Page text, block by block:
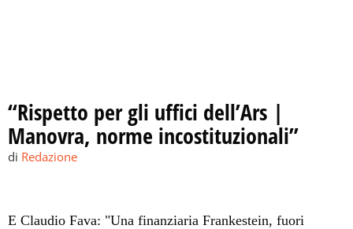
“Rispetto per gli uffici dell’Ars |
Manovra, norme incostituzionali”
di Redazione
E Claudio Fava: "Una finanziaria Frankestein, fuori